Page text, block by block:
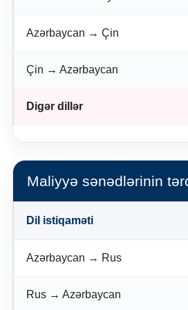
Azərbaycan → Çin
Çin → Azərbaycan
Digər dillər
Maliyyə sənədlərinin
Dil istiqaməti
Azərbaycan → Rus
Rus → Azərbaycan